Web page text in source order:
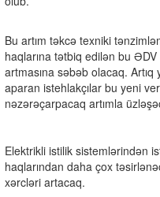
Bu artım təkcə texniki
haqlarına tətbiq edilən bu
artmasına səbəb olacaq.
aparan istehlakçılar bu yeni
nəzərəçarpacaq artımla
Elektrikli istilik sistemlərindən
haqlarından daha çox
xərcləri artacaq.